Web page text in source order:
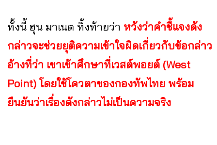
ทั้งนี้ ฮุน มาเนต ทิ้งท้ายว่า หวังว่าคำชี้แจงดัง
กล่าวจะช่วยยุติความเข้าใจผิดเกี่ยวกับข้อกล่าว
อ้างที่ว่า เขาเข้าศึกษาที่เวสต์พอยต์ (West
Point) โดยใช้โควตาของกองทัพไทย พร้อม
ยืนยันว่าเรื่องดังกล่าวไม่เป็นความจริง